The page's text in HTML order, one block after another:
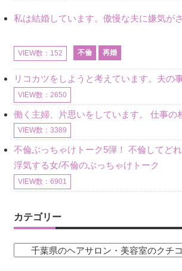
VIEW数：152 不倫 再婚
VIEW数：2650
VIEW数：3389
浮気する女/不倫のぶっちゃけトーク
VIEW数：6901
カテゴリー